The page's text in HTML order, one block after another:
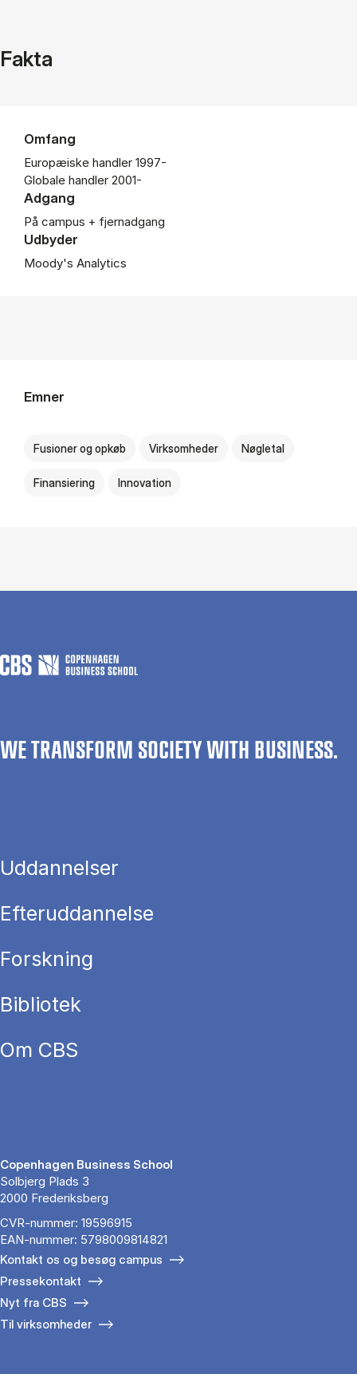
Fakta
Omfang
Europæiske handler 1997-
Globale handler 2001-
Adgang
På campus + fjernadgang
Udbyder
Moody's Analytics
Emner
Fusioner og opkøb Virksomheder Nøgletal
Finansiering Innovation
WE TRANSFORM SOCIETY WITH BUSINESS.
Uddannelser
Efteruddannelse
Forskning
Bibliotek
Om CBS
Copenhagen Business School
Solbjerg Plads 3
2000 Frederiksberg
CVR-nummer: 19596915
EAN-nummer: 5798009814821
Kontakt os og besøg campus
Pressekontakt
Nyt fra CBS
Til virksomheder